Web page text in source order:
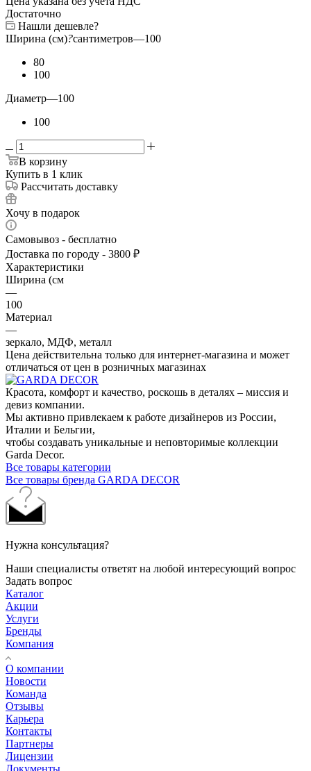
Достаточно
Нашли дешевле?
Ширина (см)?сантиметров—100
80
100
Диаметр—100
100
В корзину
Купить в 1 клик
Рассчитать доставку
Хочу в подарок
Самовывоз - бесплатно
Доставка по городу - 3800 ₽
Характеристики
Ширина (см
—
100
Материал
—
зеркало, МДФ, металл
Цена действительна только для интернет-магазина и может
отличаться от цен в розничных магазинах
Красота, комфорт и качество, роскошь в деталях – миссия и
девиз компании.
Мы активно привлекаем к работе дизайнеров из России,
Италии и Бельгии,
чтобы создавать уникальные и неповторимые коллекции
Garda Decor.
Все товары категории
Все товары бренда GARDA DECOR
Нужна консультация?
Наши специалисты ответят на любой интересующий вопрос
Задать вопрос
Каталог
Акции
Услуги
Бренды
Компания
О компании
Новости
Команда
Отзывы
Карьера
Контакты
Партнеры
Лицензии
Документы